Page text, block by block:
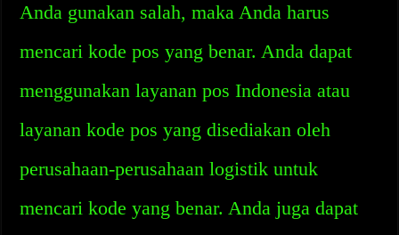
Anda gunakan salah, maka Anda harus
mencari kode pos yang benar. Anda dapat
menggunakan layanan pos Indonesia atau
layanan kode pos yang disediakan oleh
perusahaan-perusahaan logistik untuk
mencari kode yang benar. Anda juga dapat